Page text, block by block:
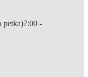
petka)7:00 -